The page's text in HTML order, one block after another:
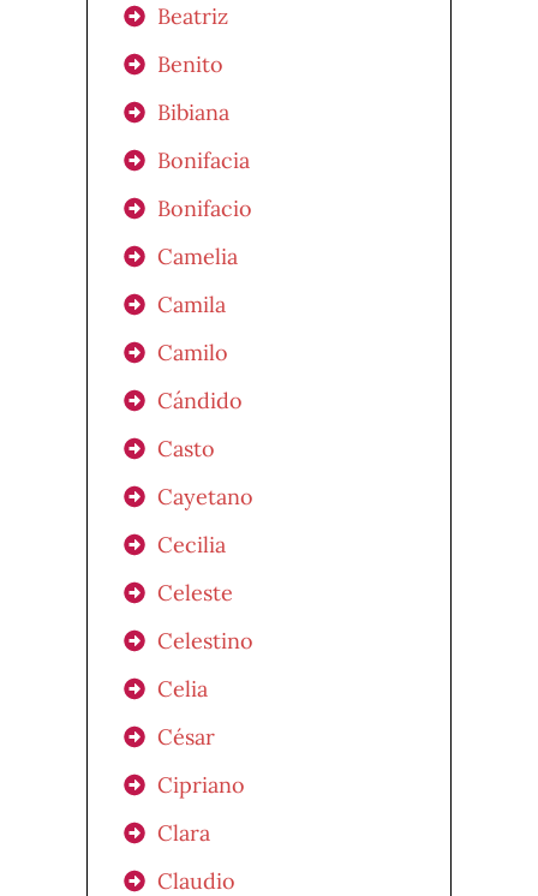
Beatriz
Benito
Bibiana
Bonifacia
Bonifacio
Camelia
Camila
Camilo
Cándido
Casto
Cayetano
Cecilia
Celeste
Celestino
Celia
César
Cipriano
Clara
Claudio